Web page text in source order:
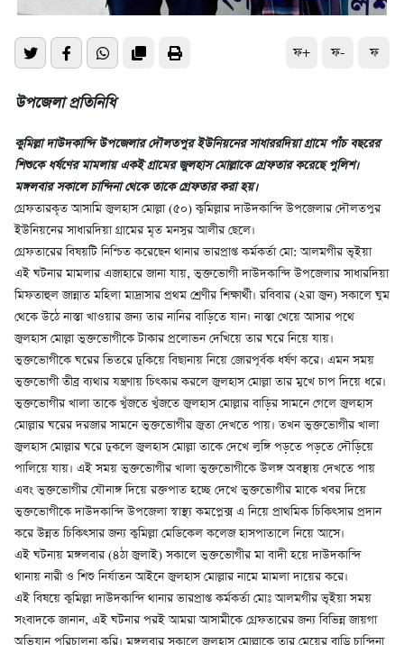
ফ+ ফ- ফ
উপজেলা প্রতিনিধি
কুমিল্লা দাউদকান্দি উপজেলার দৌলতপুর ইউনিয়নের সাধাররদিয়া গ্রামে পাঁচ বছরের
শিশুকে ধর্ষণের মামলায় একই গ্রামের জুলহাস মোল্লাকে গ্রেফতার করেছে পুলিশ।
মঙ্গলবার সকালে চান্দিনা থেকে তাকে গ্রেফতার করা হয়।
গ্রেফতারকৃত আসামি জুলহাস মোল্লা (৫০) কুমিল্লার দাউদকান্দি উপজেলার দৌলতপুর
ইউনিয়নের সাধারদিয়া গ্রামের মৃত মনসুর আলীর ছেলে।
গ্রেফতারের বিষয়টি নিশ্চিত করেছেন থানার ভারপ্রাপ্ত কর্মকর্তা মো: আলমগীর ভূইয়া
এই ঘটনার মামলার এজাহারে জানা যায়, ভুক্তভোগী দাউদকান্দি উপজেলার সাধারদিয়া
মিফতাহুল জান্নাত মহিলা মাদ্রাসার প্রথম শ্রেণীর শিক্ষার্থী। রবিবার (২রা জুন) সকালে ঘুম
থেকে উঠে নাস্তা খাওয়ার জন্য তার নানির বাড়িতে যান। নাস্তা খেয়ে আসার পথে
জুলহাস মোল্লা ভুক্তভোগীকে টাকার প্রলোভন দেখিয়ে তার ঘরে নিয়ে যায়।
ভুক্তভোগীকে ঘরের ভিতরে ঢুকিয়ে বিছানায় নিয়ে জোরপূর্বক ধর্ষণ করে। এমন সময়
ভুক্তভোগী তীব্র ব্যথার যন্ত্রণায় চিৎকার করলে জুলহাস মোল্লা তার মুখে চাপ দিয়ে ধরে।
ভুক্তভোগীর খালা তাকে খুঁজতে খুঁজতে জুলহাস মোল্লার বাড়ির সামনে গেলে জুলহাস
মোল্লার ঘরের দরজার সামনে ভুক্তভোগীর জুতা দেখতে পায়। তখন ভুক্তভোগীর খালা
জুলহাস মোল্লার ঘরে ঢুকলে জুলহাস মোল্লা তাকে দেখে লুঙ্গি পড়তে পড়তে দৌড়িয়ে
পালিয়ে যায়। এই সময় ভুক্তভোগীর খালা ভুক্তভোগীকে উলঙ্গ অবস্থায় দেখতে পায়
এবং ভুক্তভোগীর যৌনাঙ্গ দিয়ে রক্তপাত হচ্ছে দেখে ভুক্তভোগীর মাকে খবর দিয়ে
ভুক্তভোগীকে দাউদকান্দি উপজেলা স্বাস্থ্য কমপ্লেক্স এ নিয়ে প্রাথমিক চিকিৎসার প্রদান
করে উন্নত চিকিৎসার জন্য কুমিল্লা মেডিকেল কলেজ হাসপাতালে নিয়ে আসে।
এই ঘটনায় মঙ্গলবার (৪ঠা জুলাই) সকালে ভুক্তভোগীর মা বাদী হয়ে দাউদকান্দি
থানায় নারী ও শিশু নির্যাতন আইনে জুলহাস মোল্লার নামে মামলা দায়ের করে।
এই বিষয়ে কুমিল্লা দাউদকান্দি থানার ভারপ্রাপ্ত কর্মকর্তা মোঃ আলমগীর ভূইয়া সময়
সংবাদকে জানান, এই ঘটনার পরই আমরা আসামীকে গ্রেফতারের জন্য বিভিন্ন জায়গা